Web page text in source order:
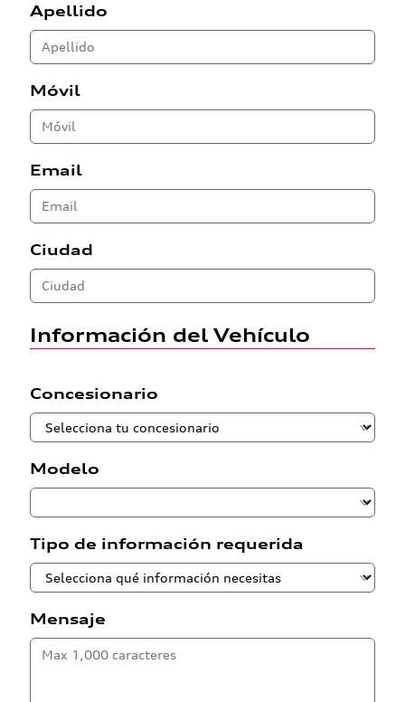
Apellido
Móvil
Email
Ciudad
Información del Vehículo
Concesionario
Modelo
Tipo de información requerida
Mensaje